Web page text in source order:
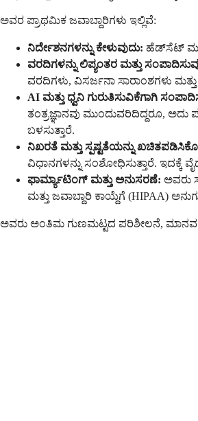
ಅವರ ಪ್ರಾಥಮಿಕ ಜವಾಬ್ದಾರಿಗಳು ಇಲ್ಲಿವೆ:
ನಿರ್ದೇಶನಗಳನ್ನು ಕೇಳುವುದು: ಹೆಡ್‌ಸೆಟ್
ವರದಿಗಳನ್ನು ಲಿಪ್ಯಂತರ ಮತ್ತು
ವರದಿಗಳು, ವಿಸರ್ಜನಾ ಸಾರಾಂಶಗಳು
AI ಮತ್ತು ಧ್ವನಿ ಗುರುತಿಸುವಿಕೆಗಾಗಿ
ತಂತ್ರಜ್ಞಾನವು ಮುಂದುವರಿದಿದ್ದರೂ,
ಬಳಸುತ್ತಾರೆ.
ನಿಖರತೆ ಮತ್ತು ಸ್ಪಷ್ಟತೆಯನ್ನು
ವಿಧಾನಗಳನ್ನು ಸಂಶೋಧಿಸುತ್ತಾರೆ. ಇದಕ್ಕೆ
ಫಾರ್ಮ್ಯಾಟಿಂಗ್ ಮತ್ತು ಅನುಸರಣೆ: ಅವರು
ಮತ್ತು ಜವಾಬ್ದಾರಿ ಕಾಯ್ದೆಗೆ (HIPAA)
ಅವರು ಅಂತಿಮ ಗುಣಮಟ್ಟದ ಪರಿಶೀಲನೆ, ಮಾನವ